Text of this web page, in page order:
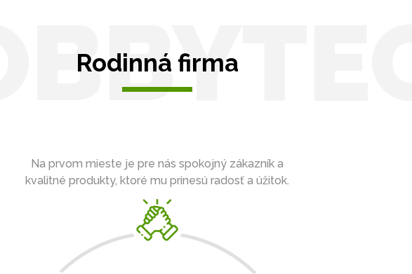
Rodinná firma
Na prvom mieste je pre nás spokojný zákazník a
kvalitné produkty, ktoré mu prinesú radosť a úžitok.